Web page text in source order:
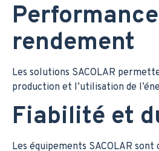
rendement
Les solutions SACOLAR
production et l’utilisation de
Fiabilité et
Les équipements SACOLAR